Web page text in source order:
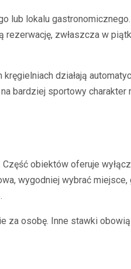
lub lokalu
zwłaszcza w
działają
bardziej sportowy
. Część obiektów oferuje
wygodniej wybrać
za osobę. Inne stawki